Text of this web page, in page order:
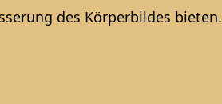
des Körperbildes bieten.